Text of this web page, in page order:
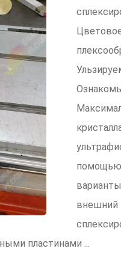
помощью
внешний
пластинами ...